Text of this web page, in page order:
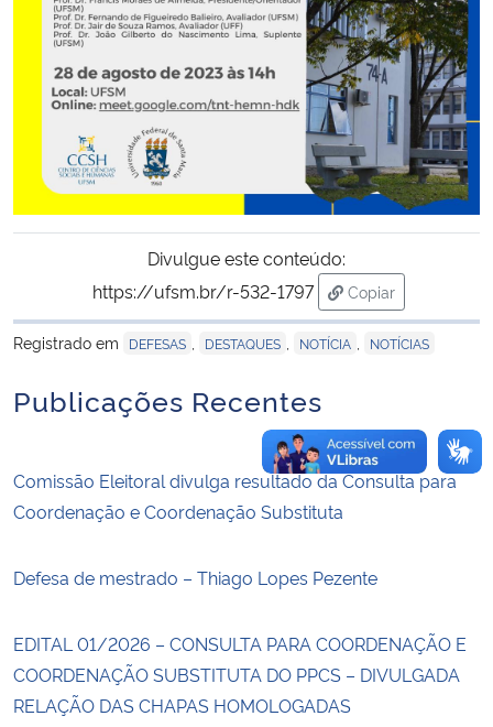
Secretaria de Governo
Gabinete de Segurança Institucional
Advocacia-Geral da União
Banco Central do Brasil
Divulgue este conteúdo:
https://ufsm.br/r-532-1797
Copiar
para área de
Registrado em
DEFESAS DESTAQUES NOTÍCIA NOTÍCIAS
Publicações Recentes
Comissão Eleitoral divulga resultado da Consulta para
Coordenação e Coordenação Substituta
Defesa de mestrado – Thiago Lopes Pezente
EDITAL 01/2026 – CONSULTA PARA COORDENAÇÃO E
COORDENAÇÃO SUBSTITUTA DO PPCS – DIVULGADA
RELAÇÃO DAS CHAPAS HOMOLOGADAS